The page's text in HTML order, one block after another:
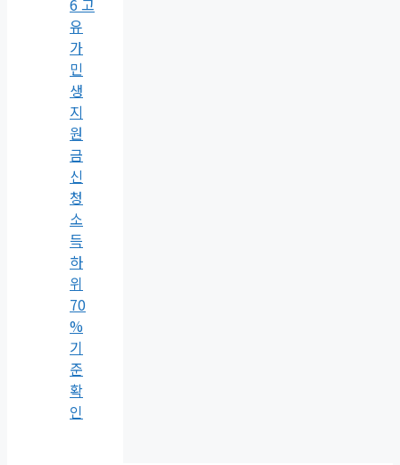
유
가
민
생
지
원
금
신
청
소
득
하
위
70
%
기
준
확
인